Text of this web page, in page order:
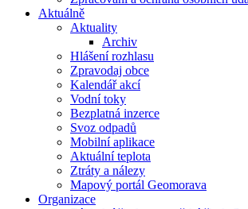
Aktuálně
Aktuality
Archiv
Hlášení rozhlasu
Zpravodaj obce
Kalendář akcí
Vodní toky
Bezplatná inzerce
Svoz odpadů
Mobilní aplikace
Aktuální teplota
Ztráty a nálezy
Mapový portál Geomorava
Organizace